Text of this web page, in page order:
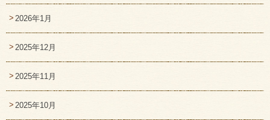
2026年1月
2025年12月
2025年11月
2025年10月